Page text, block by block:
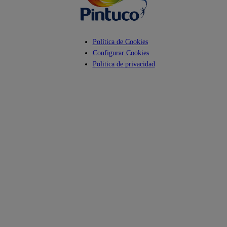
Política de Cookies
Configurar Cookies
Politica de privacidad